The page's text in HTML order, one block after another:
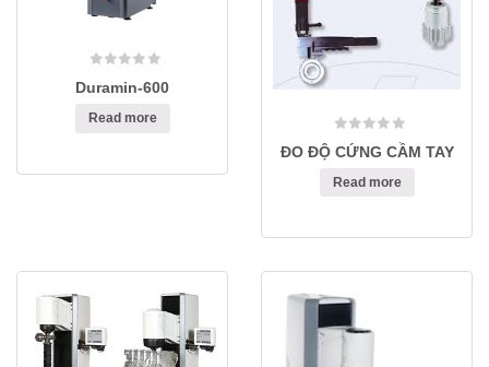
Duramin-600
Read more
ĐO ĐỘ CỨNG CẦM TAY
Read more